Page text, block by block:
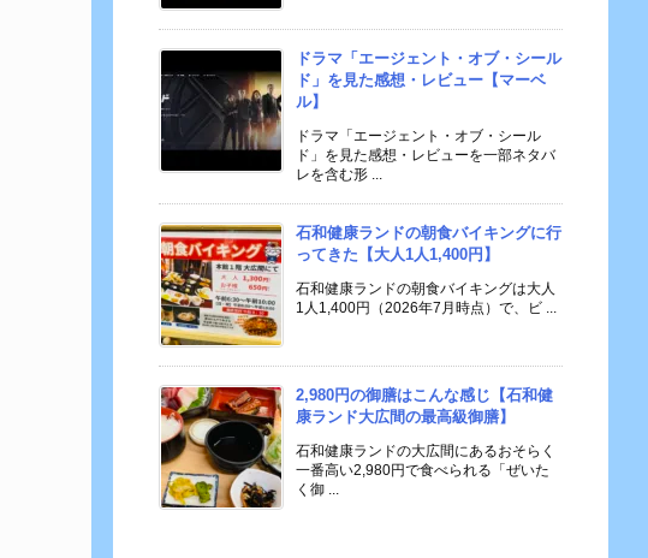
ドラマ「エージェント・オブ・シール
ド」を見た感想・レビュー【マーベ
ル】
ドラマ「エージェント・オブ・シール
ド」を見た感想・レビューを一部ネタバ
レを含む形 ...
石和健康ランドの朝食バイキングに行
ってきた【大人1人1,400円】
石和健康ランドの朝食バイキングは大人
1人1,400円（2026年7月時点）で、ビ ...
2,980円の御膳はこんな感じ【石和健
康ランド大広間の最高級御膳】
石和健康ランドの大広間にあるおそらく
一番高い2,980円で食べられる「ぜいた
く御 ...